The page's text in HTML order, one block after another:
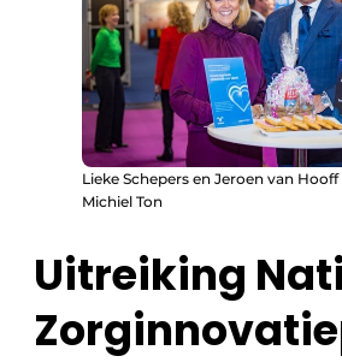
Lieke Schepers en Jeroen van
Michiel Ton
Uitreiking